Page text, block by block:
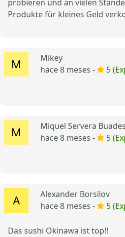
probieren und an vielen
Produkte für kleines Geld
Mikey
hace 8 meses -
5
Miquel Servera Buades
hace 8 meses -
5
Alexander Borsilov
hace 8 meses -
5
Das sushi Okinawa ist top!!